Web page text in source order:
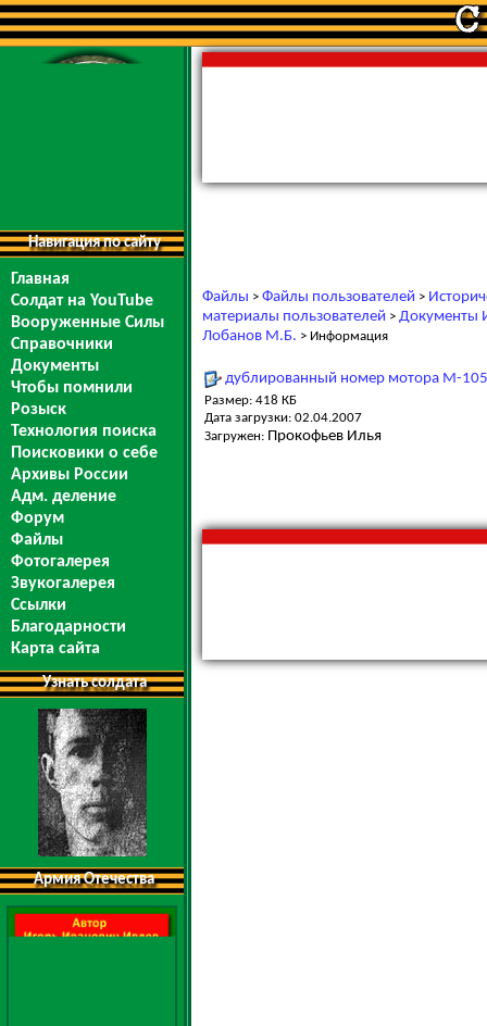
Навигация по сайту
Главная
Солдат на YouTube
Вооруженные Силы
Справочники
Документы
Чтобы помнили
Розыск
Технология поиска
Поисковики о себе
Архивы России
Адм. деление
Форум
Файлы
Фотогалерея
Звукогалерея
Ссылки
Благодарности
Карта сайта
Узнать солдата
Армия Отечества
Файлы > Файлы пользователей >
материалы пользователей > Документы
Лобанов М.Б. > Информация
дублированный номер мотора М-
Размер: 418 КБ
Дата загрузки: 02.04.2007
Загружен: Прокофьев Илья